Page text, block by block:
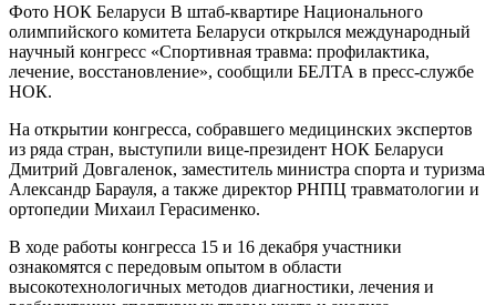
Фото НОК Беларуси В штаб-квартире Национального
олимпийского комитета Беларуси открылся международный
научный конгресс «Спортивная травма: профилактика,
лечение, восстановление», сообщили БЕЛТА в пресс-службе
НОК.
На открытии конгресса, собравшего медицинских экспертов
из ряда стран, выступили вице-президент НОК Беларуси
Дмитрий Довгаленок, заместитель министра спорта и туризма
Александр Барауля, а также директор РНПЦ травматологии и
ортопедии Михаил Герасименко.
В ходе работы конгресса 15 и 16 декабря участники
ознакомятся с передовым опытом в области
высокотехнологичных методов диагностики, лечения и